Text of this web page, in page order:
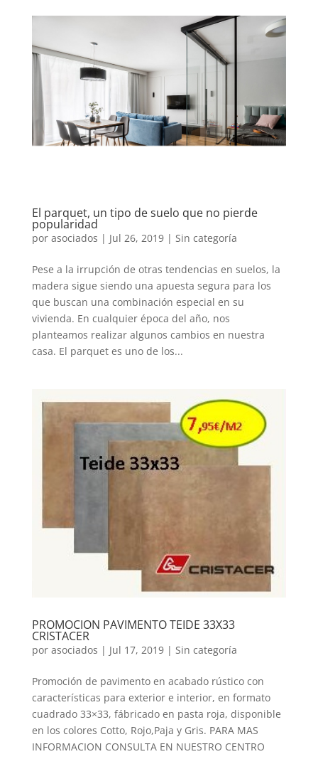
El parquet, un tipo de suelo que no pierde
popularidad
por asociados | Jul 26, 2019| Sin categoría
Pese a la irrupción de otras tendencias en suelos, la
madera sigue siendo una apuesta segura para los
que buscan una combinación especial en su
vivienda. En cualquier época del año, nos
planteamos realizar algunos cambios en nuestra
casa. El parquet es uno de los...
PROMOCION PAVIMENTO TEIDE 33X33
CRISTACER
por asociados | Jul 17, 2019| Sin categoría
Promoción de pavimento en acabado rústico con
características para exterior e interior, en formato
cuadrado 33×33, fábricado en pasta roja, disponible
en los colores Cotto, Rojo,Paja y Gris. PARA MAS
INFORMACION CONSULTA EN NUESTRO CENTRO